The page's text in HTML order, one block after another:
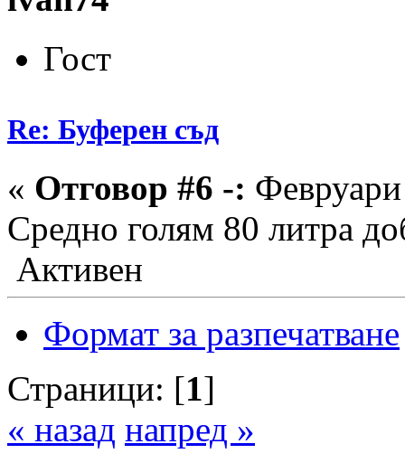
Гост
Re: Буферен съд
« Отговор #6 -:
Средно голям 80 литра
Активен
Формат за разпечатване
Страници: [1]
« назад напред »